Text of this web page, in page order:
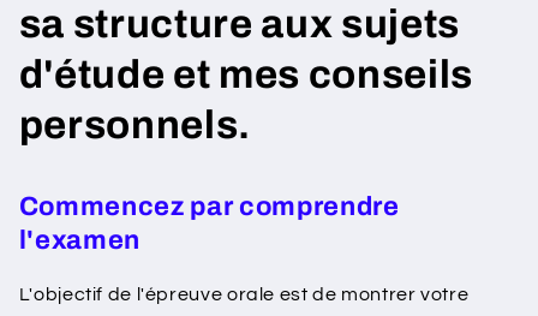
sa structure aux sujets
d'étude et mes conseils
personnels.
Commencez par comprendre
l'examen
L'objectif de l'épreuve orale est de montrer votre